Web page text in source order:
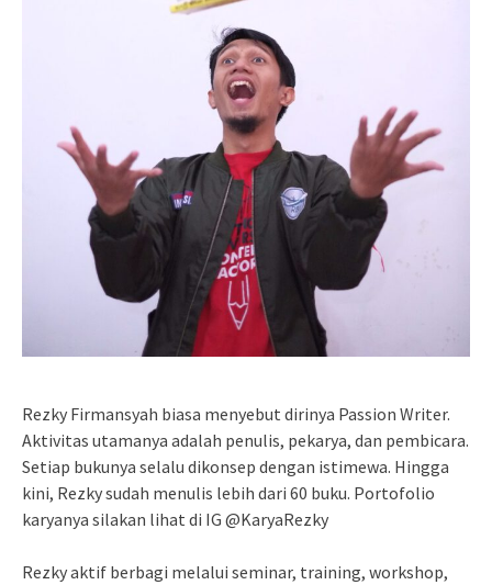
Rezky Firmansyah biasa menyebut dirinya Passion Writer.
Aktivitas utamanya adalah penulis, pekarya, dan pembicara.
Setiap bukunya selalu dikonsep dengan istimewa. Hingga
kini, Rezky sudah menulis lebih dari 60 buku. Portofolio
karyanya silakan lihat di IG @KaryaRezky
Rezky aktif berbagi melalui seminar, training, workshop,